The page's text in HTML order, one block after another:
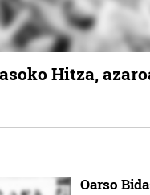
Hitza,
Oarso